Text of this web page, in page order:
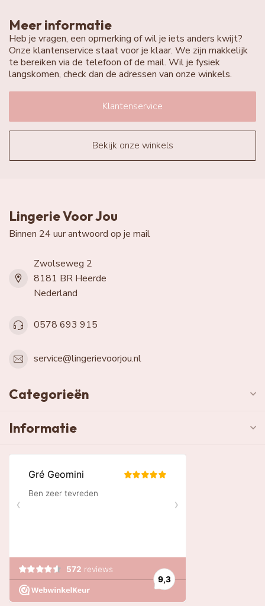
Meer informatie
Heb je vragen, een opmerking of wil je iets anders kwijt?
Onze klantenservice staat voor je klaar. We zijn makkelijk
te bereiken via de telefoon of de mail. Wil je fysiek
langskomen, check dan de adressen van onze winkels.
Klantenservice
Bekijk onze winkels
Lingerie Voor Jou
Binnen 24 uur antwoord op je mail
Zwolseweg 2
8181 BR Heerde
Nederland
0578 693 915
service@lingerievoorjou.nl
Categorieën
Informatie